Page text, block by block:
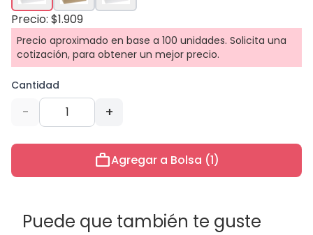
Precio: $1.909
Precio aproximado en base a 100 unidades. Solicita una
cotización, para obtener un mejor precio.
Cantidad
- +
workAgregar a Bolsa (1)
Puede que también te guste